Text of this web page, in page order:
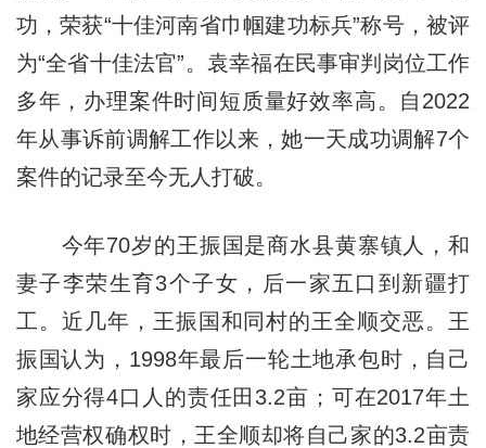
功，荣获“十佳河南省巾帼建功标兵”称号，被评
为“全省十佳法官”。袁幸福在民事审判岗位工作
多年，办理案件时间短质量好效率高。自2022
年从事诉前调解工作以来，她一天成功调解7个
案件的记录至今无人打破。
今年70岁的王振国是商水县黄寨镇人，和
妻子李荣生育3个子女，后一家五口到新疆打
工。近几年，王振国和同村的王全顺交恶。王
振国认为，1998年最后一轮土地承包时，自己
家应分得4口人的责任田3.2亩；可在2017年土
地经营权确权时，王全顺却将自己家的3.2亩责